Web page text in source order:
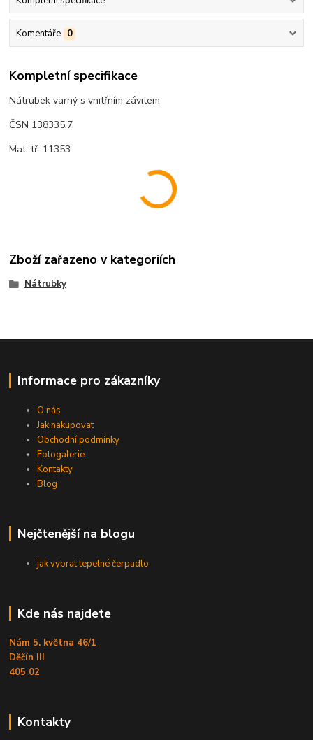
Komentáře 0
Kompletní specifikace
Nátrubek varný s vnitřním závitem
ČSN 138335.7
Mat. tř. 11353
Zboží zařazeno v kategoriích
Nátrubky
Informace pro zákazníky
O nás
Jak nakupovat
Obchodní podmínky
Fotogalerie
Kontakty
Blog
Nejčtenější na blogu
jak vybrat tepelné čerpadlo
Kde nás najdete
Nám 5. května 46/1
Děčín III
405 02
Kontakty